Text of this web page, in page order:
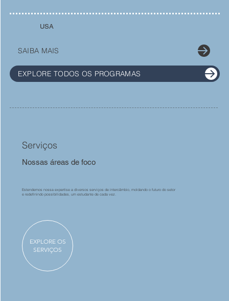
EXPLORE OS
SERVIÇOS
Estendemos nossa expertise a diversos serviços de intercâmbio, moldando o futuro do setor
e redefinindo possibilidades, um estudante de cada vez.
Nossas áreas de foco
Serviços
SAIBA MAIS
USA
EXPLORE TODOS OS PROGRAMAS